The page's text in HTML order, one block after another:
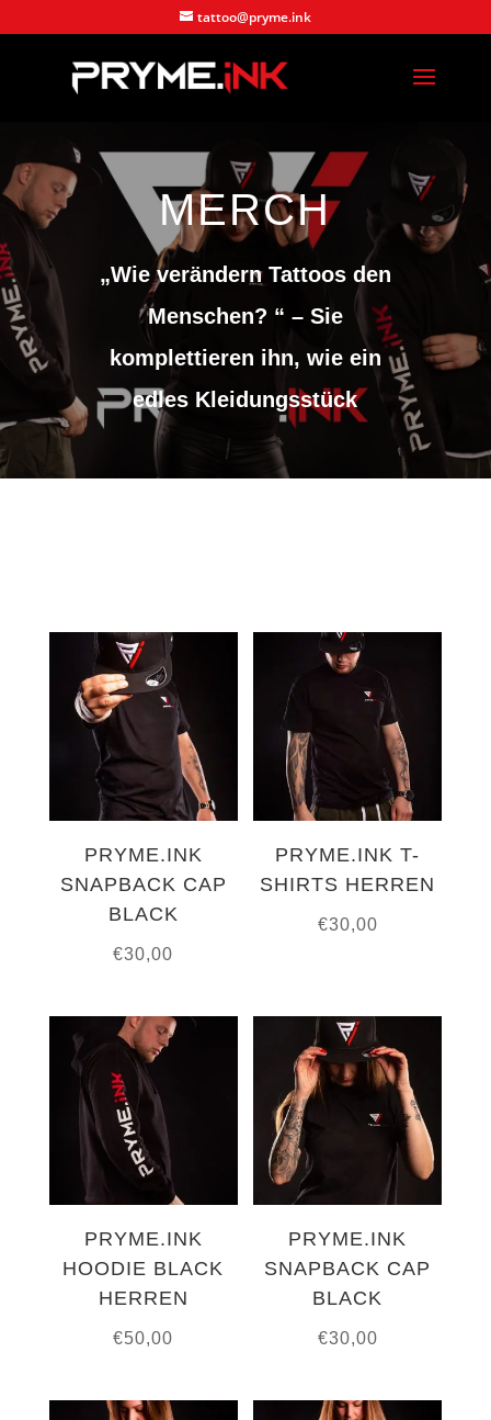
tattoo@pryme.ink
MERCH
„Wie verändern Tattoos den
Menschen? “ – Sie
komplettieren ihn, wie ein
edles Kleidungsstück
PRYME.INK
SNAPBACK CAP
BLACK
€30,00
PRYME.INK T-
SHIRTS HERREN
€30,00
PRYME.INK
HOODIE BLACK
HERREN
€50,00
PRYME.INK
SNAPBACK CAP
BLACK
€30,00